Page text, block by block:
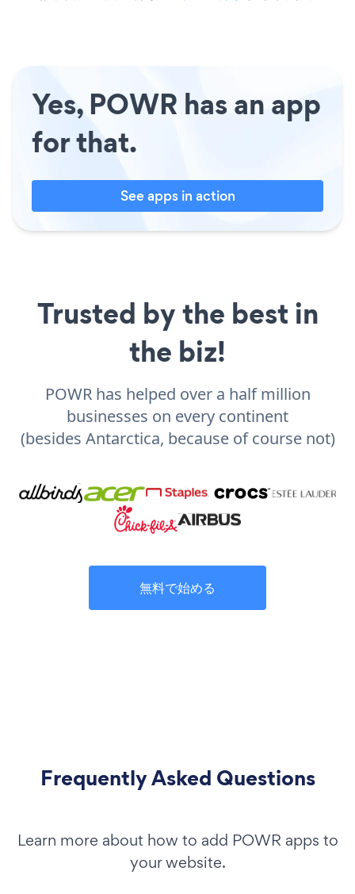
Yes, POWR has an app
for that.
See apps in action
Trusted by the best in
the biz!
POWR has helped over a half million
businesses on every continent
(besides Antarctica, because of course not)
無料で始める
Frequently Asked Questions
Learn more about how to add POWR apps to
your website.